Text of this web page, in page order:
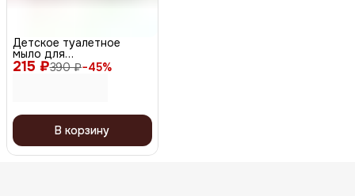
215 ₽390 ₽−45%
Детское туалетное
мыло для
чувствительной кожи
0+, 100 г
В корзину